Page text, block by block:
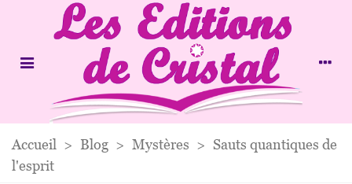
Accueil > Blog > Mystères > Sauts quantiques de
l'esprit